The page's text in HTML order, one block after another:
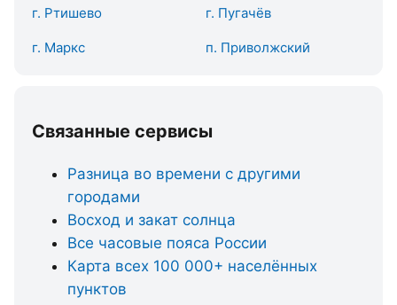
г. Ртишево г. Пугачёв
г. Маркс п. Приволжский
Связанные сервисы
Разница во времени с другими
городами
Восход и закат солнца
Все часовые пояса России
Карта всех 100 000+ населённых
пунктов